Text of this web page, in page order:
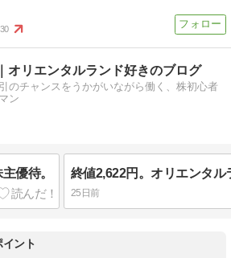
30
オリエンタルランド好きのブログ
のチャンスをうかがいながら働く、株初心者
ン
優待。
25日前
ント